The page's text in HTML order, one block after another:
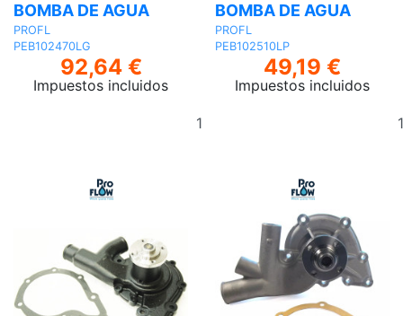
BOMBA DE AGUA
PROFL
PEB102470LG
92,64 €
Impuestos incluidos
BOMBA DE AGUA
PROFL
PEB102510LP
49,19 €
Impuestos incluidos